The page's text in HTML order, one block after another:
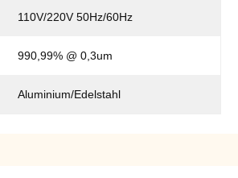
110V/220V 50Hz/60Hz
990,99% @ 0,3um
Aluminium/Edelstahl